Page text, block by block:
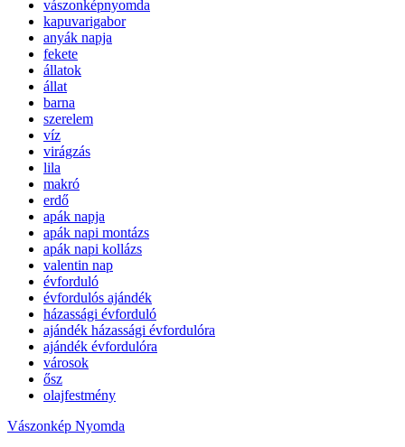
vászonképnyomda
kapuvarigabor
anyák napja
fekete
állatok
állat
barna
szerelem
víz
virágzás
lila
makró
erdő
apák napja
apák napi montázs
apák napi kollázs
valentin nap
évforduló
évfordulós ajándék
házassági évforduló
ajándék házassági évfordulóra
ajándék évfordulóra
városok
ősz
olajfestmény
Vászonkép Nyomda